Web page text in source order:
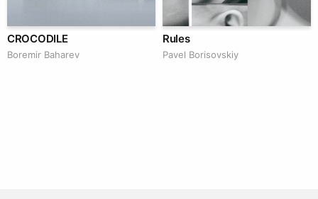
CROCODILE
Boremir Baharev
Rules
Pavel Borisovskiy